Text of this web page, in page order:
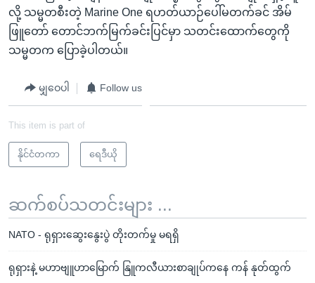
လို့ သမ္မတစီးတဲ့ Marine One ရဟတ်ယာဉ်ပေါ်မတက်ခင် အိမ်
ဖြူတော် တောင်ဘက်မြက်ခင်းပြင်မှာ သတင်းထောက်တွေကို
သမ္မတက ပြောခဲ့ပါတယ်။
မျှဝေပါ Follow us
This item is part of
နိုင်ငံတကာ ရေဒီယို
ဆက်စပ်သတင်းများ ...
NATO - ရုရှားဆွေးနွေးပွဲ တိုးတက်မှု မရရှိ
ရုရှားနဲ့ မဟာဗျူဟာမြောက် နြူကလီယားစာချုပ်ကနေ ကန် နုတ်ထွက်